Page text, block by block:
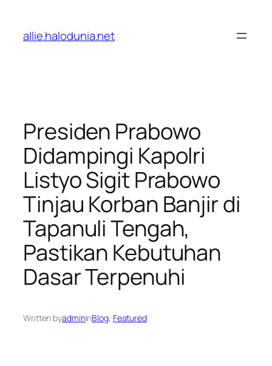
konten
allie.halodunia.net
Presiden Prabowo
Didampingi Kapolri
Listyo Sigit Prabowo
Tinjau Korban Banjir di
Tapanuli Tengah,
Pastikan Kebutuhan
Dasar Terpenuhi
Written byadmininBlog, Featured